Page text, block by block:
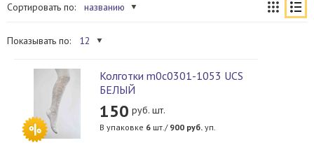
Сортировать по: названию
Показывать по: 12
Колготки m0c0301-1053 UCS
БЕЛЫЙ
150 руб. шт.
В упаковке 6 шт./ 900 руб. уп.